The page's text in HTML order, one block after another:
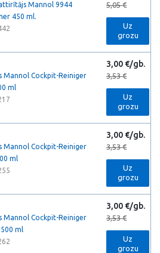
Mannol 9944
450 ml.
5,05 €
Uz
grozu
Mannol Cockpit-Reiniger
ml
3,00 €/gb.
3,53 €
Uz
grozu
Mannol Cockpit-Reiniger
ml
3,00 €/gb.
3,53 €
Uz
grozu
Mannol Cockpit-Reiniger
ml
3,00 €/gb.
3,53 €
Uz
grozu